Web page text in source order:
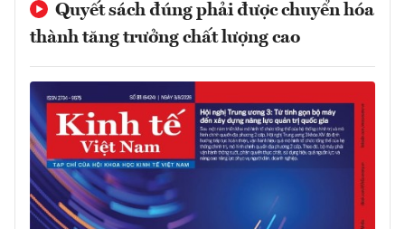
Quyết sách đúng phải được chuyển hóa
thành tăng trưởng chất lượng cao